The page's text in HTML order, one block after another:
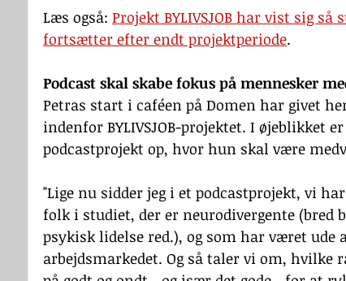
Læs også: Projekt BYLIVSJOB har vist sig
fortsætter efter endt projektperiode.
Podcast skal skabe fokus på mennesker
Petras start i caféen på Domen har givet
indenfor BYLIVSJOB-projektet. I øjeblikket
podcastprojekt op, hvor hun skal være
"Lige nu sidder jeg i et podcastprojekt, vi
folk i studiet, der er neurodivergente (bred
psykisk lidelse red.), og som har været ude
arbejdsmarkedet. Og så taler vi om,